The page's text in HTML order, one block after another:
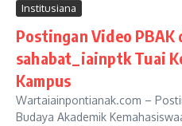
Institusiana
Postingan Video PBAK
sahabat_iainptk Tuai
Kampus
Wartaiainpontianak.com –
Budaya Akademik